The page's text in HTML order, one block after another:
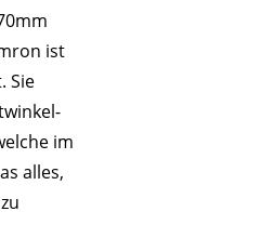
ist
Sie
im
alles,